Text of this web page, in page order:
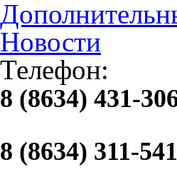
Новости
Телефон:
8 (8634) 431-
8 (8634) 311-541